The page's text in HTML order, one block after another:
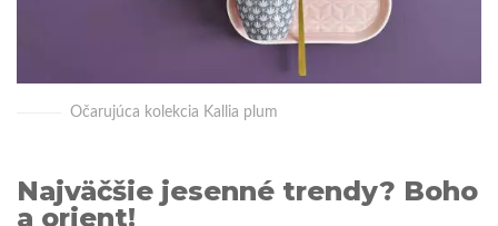
Očarujúca kolekcia Kallia plum
Najväčšie jesenné trendy? Boho
a orient!